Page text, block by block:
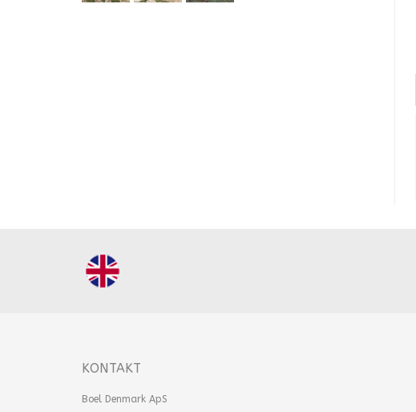
KONTAKT
Boel Denmark ApS